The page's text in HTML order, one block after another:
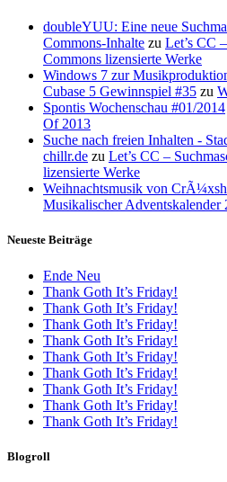
doubleYUU: Eine neue
Commons-Inhalte zu Let’s CC
Commons lizensierte Werke
Windows 7 zur
Cubase 5 Gewinnspiel #35 zu
Spontis Wochenschau #01/2014
Of 2013
Suche nach freien Inhalten -
chillr.de zu Let’s CC –
lizensierte Werke
Weihnachtsmusik von
Musikalischer Adventskalender
Neueste Beiträge
Ende Neu
Thank Goth It’s Friday!
Thank Goth It’s Friday!
Thank Goth It’s Friday!
Thank Goth It’s Friday!
Thank Goth It’s Friday!
Thank Goth It’s Friday!
Thank Goth It’s Friday!
Thank Goth It’s Friday!
Thank Goth It’s Friday!
Blogroll